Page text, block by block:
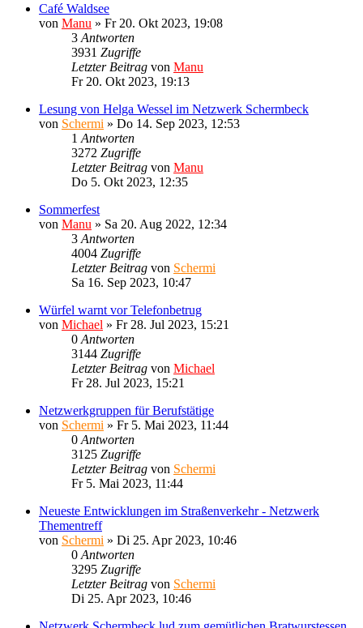
Café Waldsee
von Manu » Fr 20. Okt 2023, 19:08
3 Antworten
3931 Zugriffe
Letzter Beitrag von Manu
Fr 20. Okt 2023, 19:13
Lesung von Helga Wessel im Netzwerk Schermbeck
von Schermi » Do 14. Sep 2023, 12:53
1 Antworten
3272 Zugriffe
Letzter Beitrag von Manu
Do 5. Okt 2023, 12:35
Sommerfest
von Manu » Sa 20. Aug 2022, 12:34
3 Antworten
4004 Zugriffe
Letzter Beitrag von Schermi
Sa 16. Sep 2023, 10:47
Würfel warnt vor Telefonbetrug
von Michael » Fr 28. Jul 2023, 15:21
0 Antworten
3144 Zugriffe
Letzter Beitrag von Michael
Fr 28. Jul 2023, 15:21
Netzwerkgruppen für Berufstätige
von Schermi » Fr 5. Mai 2023, 11:44
0 Antworten
3125 Zugriffe
Letzter Beitrag von Schermi
Fr 5. Mai 2023, 11:44
Neueste Entwicklungen im Straßenverkehr - Netzwerk
Thementreff
von Schermi » Di 25. Apr 2023, 10:46
0 Antworten
3295 Zugriffe
Letzter Beitrag von Schermi
Di 25. Apr 2023, 10:46